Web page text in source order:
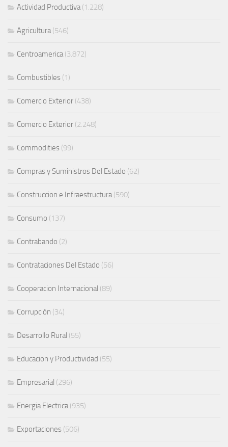
Actividad Productiva(1.228)
Agricultura(546)
Centroamerica(3.872)
Combustibles (1)
Comercio Exterior (438)
Comercio Exterior (2.248)
Commodities (99)
Compras y Suministros Del Estado (62)
Construccion e Infraestructura(590)
Consumo (137)
Contrabando (2)
Contrataciones Del Estado (56)
Cooperacion Internacional (89)
Corrupción (34)
Desarrollo Rural (55)
Educacion y Productividad (55)
Empresarial (296)
Energia Electrica(935)
Exportaciones (506)